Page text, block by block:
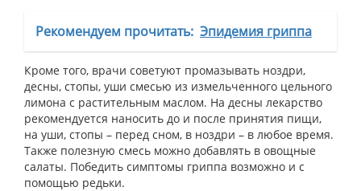
Рекомендуем прочитать: Эпидемия гриппа
Кроме того, врачи советуют промазывать ноздри,
десны, стопы, уши смесью из измельченного цельного
лимона с растительным маслом. На десны лекарство
рекомендуется наносить до и после принятия пищи,
на уши, стопы – перед сном, в ноздри – в любое время.
Также полезную смесь можно добавлять в овощные
салаты. Победить симптомы гриппа возможно и с
помощью редьки.